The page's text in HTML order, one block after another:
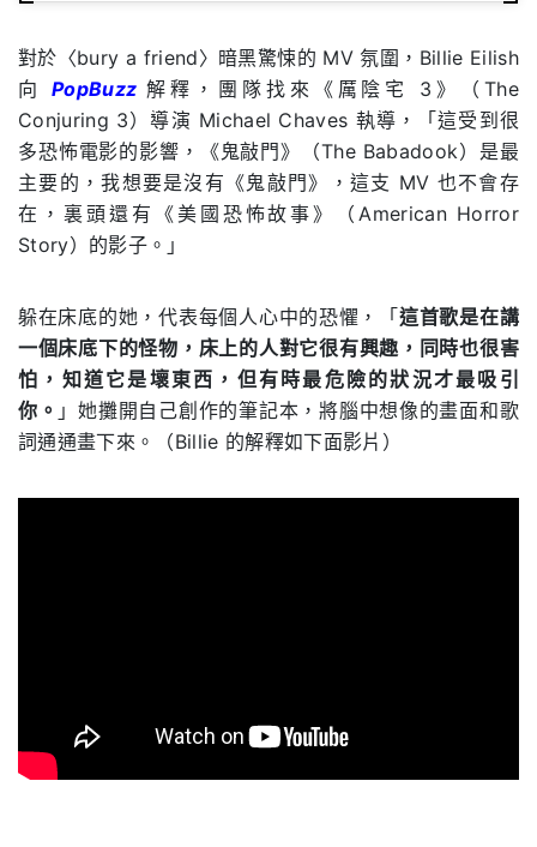
對於〈bury a friend〉暗黑驚悚的 MV 氛圍，Billie Eilish
向
PopBuzz 解釋，團隊找來《厲陰宅 3》（The
Conjuring 3）導演 Michael Chaves 執導，「這受到很
多恐怖電影的影響，《鬼敲門》（The Babadook）是最
主要的，我想要是沒有《鬼敲門》，這支 MV 也不會存
在，裏頭還有《美國恐怖故事》（American Horror
Story）的影子。」
躲在床底的她，代表每個人心中的恐懼，「這首歌是在講
一個床底下的怪物，床上的人對它很有興趣，同時也很害
怕，知道它是壞東西，但有時最危險的狀況才最吸引
你。 」她攤開自己創作的筆記本，將腦中想像的畫面和歌
詞通通畫下來。（Billie 的解釋如下面影片）